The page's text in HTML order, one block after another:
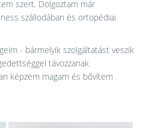
szert. Dolgoztam már
szállodában és ortopédiai
- bármelyik szolgáltatást veszik
távozzanak
képzem magam és bővítem